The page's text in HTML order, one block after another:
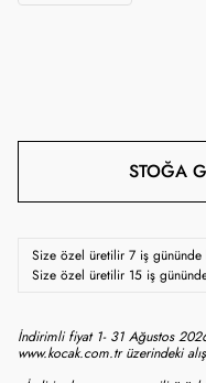
STOĞA
Size özel üretilir 7 iş gününde
Size özel üretilir 15 iş
İndirimli fiyat 1- 31 Ağustos
www.kocak.com.tr üzerindeki